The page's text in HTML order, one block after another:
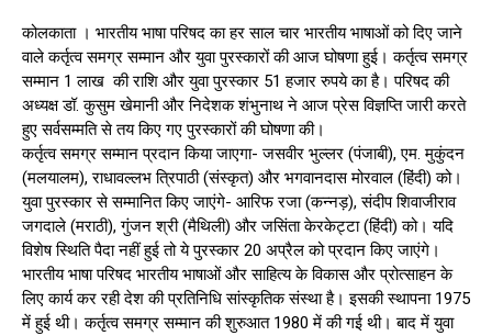
कोलकाता । भारतीय भाषा परिषद का हर साल चार भारतीय भाषाओं को दिए जाने
वाले कर्तृत्व समग्र सम्मान और युवा पुरस्कारों की आज घोषणा हुई। कर्तृत्व समग्र
सम्मान 1 लाख की राशि और युवा पुरस्कार 51 हजार रुपये का है। परिषद की
अध्यक्ष डॉ. कुसुम खेमानी और निदेशक शंभुनाथ ने आज प्रेस विज्ञप्ति जारी करते
हुए सर्वसम्मति से तय किए गए पुरस्कारों की घोषणा की।
कर्तृत्व समग्र सम्मान प्रदान किया जाएगा- जसवीर भुल्लर (पंजाबी), एम. मुकुंदन
(मलयालम), राधावल्लभ त्रिपाठी (संस्कृत) और भगवानदास मोरवाल (हिंदी) को।
युवा पुरस्कार से सम्मानित किए जाएंगे- आरिफ रजा (कन्नड़), संदीप शिवाजीराव
जगदाले (मराठी), गुंजन श्री (मैथिली) और जसिंता केरकेट्टा (हिंदी) को। यदि
विशेष स्थिति पैदा नहीं हुई तो ये पुरस्कार 20 अप्रैल को प्रदान किए जाएंगे।
भारतीय भाषा परिषद भारतीय भाषाओं और साहित्य के विकास और प्रोत्साहन के
लिए कार्य कर रही देश की प्रतिनिधि सांस्कृतिक संस्था है। इसकी स्थापना 1975
में हुई थी। कर्तृत्व समग्र सम्मान की शुरुआत 1980 में की गई थी। बाद में युवा